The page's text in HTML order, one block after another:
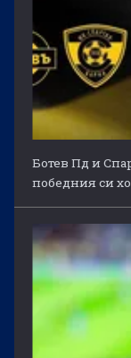
Ботев Пд и
победния си